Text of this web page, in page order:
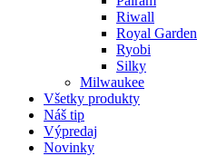
Riwall
Royal Garden
Ryobi
Silky
Milwaukee
Všetky produkty
Náš tip
Výpredaj
Novinky